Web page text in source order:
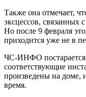
Также она отмечает,
эксцессов, связанных
Но после 9 февраля
приходится уже не в
ЧС-ИНФО постарается
соответствующие
произведены на доме,
время.